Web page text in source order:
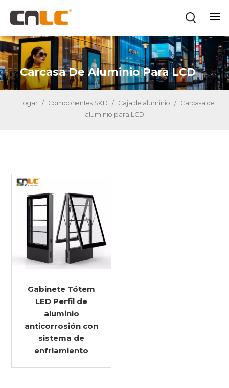
Carcasa De Aluminio Para LCD
Hogar / Componentes SKD / Caja de aluminio / Carcasa de
aluminio para LCD
Gabinete Tótem
LED Perfil de
aluminio
anticorrosión con
sistema de
enfriamiento